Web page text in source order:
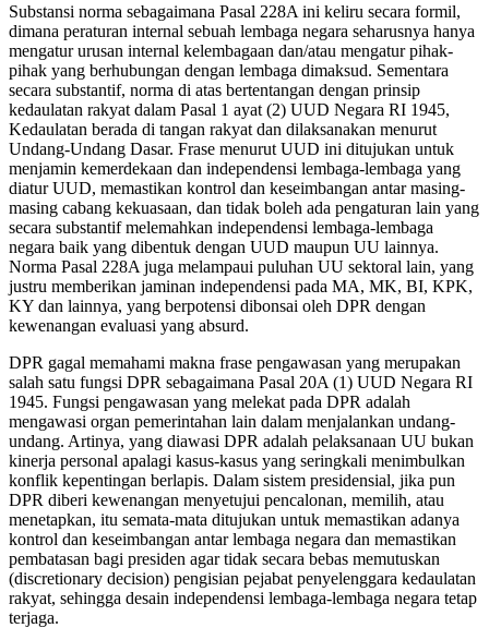
Substansi norma sebagaimana Pasal 228A ini keliru secara formil,
dimana peraturan internal sebuah lembaga negara seharusnya hanya
mengatur urusan internal kelembagaan dan/atau mengatur pihak-
pihak yang berhubungan dengan lembaga dimaksud. Sementara
secara substantif, norma di atas bertentangan dengan prinsip
kedaulatan rakyat dalam Pasal 1 ayat (2) UUD Negara RI 1945,
Kedaulatan berada di tangan rakyat dan dilaksanakan menurut
Undang-Undang Dasar. Frase menurut UUD ini ditujukan untuk
menjamin kemerdekaan dan independensi lembaga-lembaga yang
diatur UUD, memastikan kontrol dan keseimbangan antar masing-
masing cabang kekuasaan, dan tidak boleh ada pengaturan lain yang
secara substantif melemahkan independensi lembaga-lembaga
negara baik yang dibentuk dengan UUD maupun UU lainnya.
Norma Pasal 228A juga melampaui puluhan UU sektoral lain, yang
justru memberikan jaminan independensi pada MA, MK, BI, KPK,
KY dan lainnya, yang berpotensi dibonsai oleh DPR dengan
kewenangan evaluasi yang absurd.
DPR gagal memahami makna frase pengawasan yang merupakan
salah satu fungsi DPR sebagaimana Pasal 20A (1) UUD Negara RI
1945. Fungsi pengawasan yang melekat pada DPR adalah
mengawasi organ pemerintahan lain dalam menjalankan undang-
undang. Artinya, yang diawasi DPR adalah pelaksanaan UU bukan
kinerja personal apalagi kasus-kasus yang seringkali menimbulkan
konflik kepentingan berlapis. Dalam sistem presidensial, jika pun
DPR diberi kewenangan menyetujui pencalonan, memilih, atau
menetapkan, itu semata-mata ditujukan untuk memastikan adanya
kontrol dan keseimbangan antar lembaga negara dan memastikan
pembatasan bagi presiden agar tidak secara bebas memutuskan
(discretionary decision) pengisian pejabat penyelenggara kedaulatan
rakyat, sehingga desain independensi lembaga-lembaga negara tetap
terjaga.